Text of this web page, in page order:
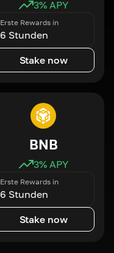
3% APY
Erste Rewards in
6 Stunden
Stake now
BNB
3% APY
Erste Rewards in
6 Stunden
Stake now